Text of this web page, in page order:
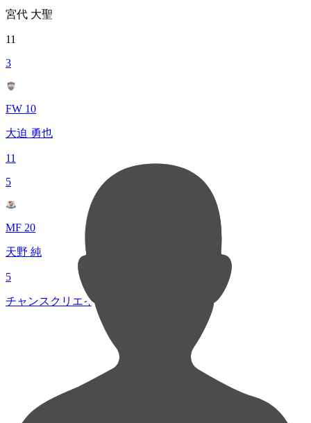
宮代 大聖
11
3
FW 10
大迫 勇也
11
5
MF 20
天野 純
5
チャンスクリエイト総数